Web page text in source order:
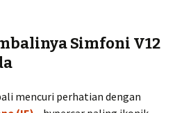
Simfoni V12
mencuri perhatian dengan